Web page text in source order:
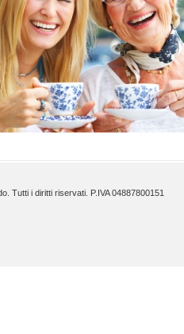
Tutti i diritti riservati. P.IVA 04887800151